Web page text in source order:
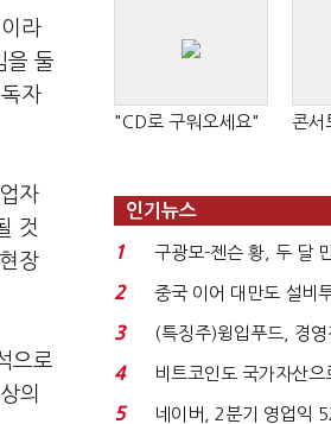
라
을 둘
자
자
것
장
으로
의
"CD로 구워오세요" 콘서
인기뉴스
1
구광모-젠슨 황, 두 달
로봇·AI 등 논...
2
중국 이어 대만도 설비
국전쟁’
3
(특징주)윙입푸드, 경영
지에 상한가...
4
비트코인도 국가자산
처분' 기준은 ...
5
네이버, 2분기 영업익